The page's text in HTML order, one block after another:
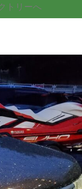
トリーへ